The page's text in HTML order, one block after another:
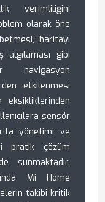
verimliliğini
olarak öne
haritayı
algılaması gibi
navigasyon
etkilenmesi
eksikliklerinden
sensör
yönetimi ve
pratik çözüm
sunmaktadır.
Mi Home
takibi kritik